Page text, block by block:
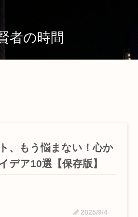
者の時間
、もう悩まない！心か
デア10選【保存版】
2025/9/4